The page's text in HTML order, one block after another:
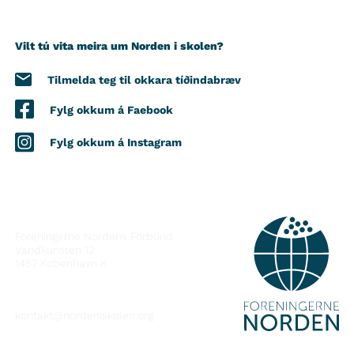
Vilt tú vita meira um Norden i skolen?
Tilmelda teg til okkara tíðindabræv
Fylg okkum á Faebook
Fylg okkum á Instagram